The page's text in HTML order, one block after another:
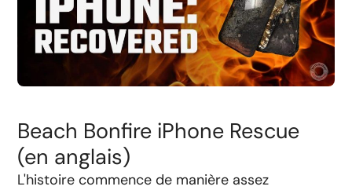
Beach Bonfire iPhone Rescue
(en anglais)
L'histoire commence de manière assez